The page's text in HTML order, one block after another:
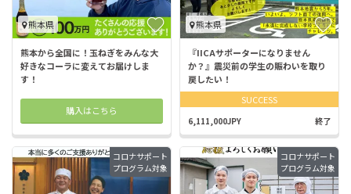
熊本県
熊本から全国に！玉ねぎをみんな大
好きなコーラに変えてお届けしま
す！
購入はこちら
熊本県
『IICAサポーターになりません
か？』震災前の学生の賑わいを取り
戻したい！
SUCCESS
6,111,000JPY 終了
コロナサポート
プログラム対象
コロナサポート
プログラム対象